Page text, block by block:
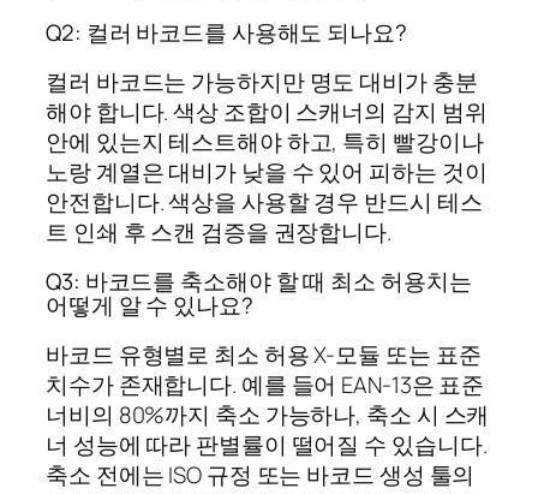
Q2: 컬러 바코드를 사용해도 되나요?
컬러 바코드는 가능하지만 명도 대비가 충분
해야 합니다. 색상 조합이 스캐너의 감지 범위
안에 있는지 테스트해야 하고, 특히 빨강이나
노랑 계열은 대비가 낮을 수 있어 피하는 것이
안전합니다. 색상을 사용할 경우 반드시 테스
트 인쇄 후 스캔 검증을 권장합니다.
Q3: 바코드를 축소해야 할 때 최소 허용치는
어떻게 알 수 있나요?
바코드 유형별로 최소 허용 X-모듈 또는 표준
치수가 존재합니다. 예를 들어 EAN-13은 표준
너비의 80%까지 축소 가능하나, 축소 시 스캐
너 성능에 따라 판별률이 떨어질 수 있습니다.
축소 전에는 ISO 규정 또는 바코드 생성 툴의